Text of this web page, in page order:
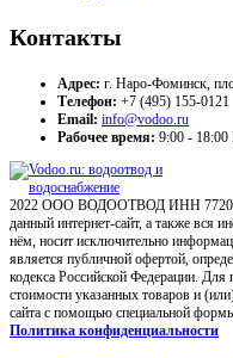
Контакты
Адрес: г. Наро-Фоминск,
Телефон: +7 (495) 155-0121
Email: info@vodoo.ru
Рабочее время: 9:00 -
2022 ООО ВОДООТВОД ИНН
данный интернет-сайт, а также вся
нём, носит исключительно
является публичной офертой,
кодекса Российской Федерации.
стоимости указанных товаров и
сайта с помощью специальной
Политика конфиденциальности